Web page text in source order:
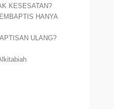
KESESATAN?
HANYA
ULANG?